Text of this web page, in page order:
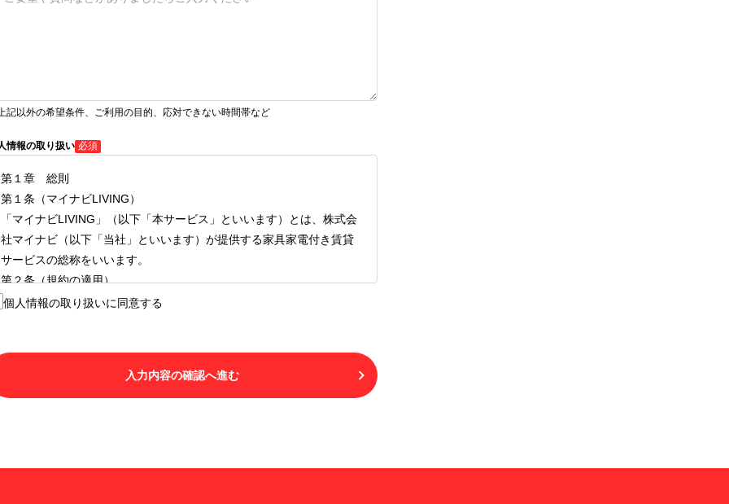
記以外の希望条件、ご利用の目的、応対できない時間帯など
情報の取り扱い 必須
第１章 総則
第１条（マイナビLIVING）
「マイナビLIVING」（以下「本サービス」といいます）とは、株式会
社マイナビ（以下「当社」といいます）が提供する家具家電付き賃貸
サービスの総称をいいます。
第２条（規約の適用）
１.本サービスを利用する者（以下「利用者」といいます）は、本サー
をもってのみ認められるものとし、不承諾の場合には、本サービスを
利用することはできません。
個人情報の取り扱いに同意する
入力内容の確認へ進む